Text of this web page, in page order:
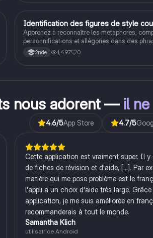
IFrançais
Identification des figures de style
Apprenez à reconnaître les métaphores,
personnifications et allégories dans des
2nde 1,497 0
nous adorent —il
4.6/5App Store 4.7/5
Cette application est vraiment super. Il y
de fiches de révision et d'aide, [...]. Par
matière qui me pose problème est le
l'appli a un choix d'aide très large.
application, je me suis améliorée en
recommanderais à tout le monde.
Samantha Klich
utilisatrice Android